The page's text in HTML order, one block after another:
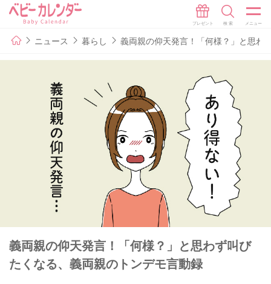
ニュース 暮らし 義両親の仰天発言！「何様？」と思わ
義両親の仰天発言！「何様？」と思わず叫び
たくなる、義両親のトンデモ言動録